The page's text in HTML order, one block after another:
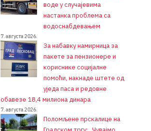
воде у случајевима
настанка проблема са
водоснабдевањем
7. августа 2026.
За набавку намирница за
пакете за пензионере и
кориснике социјалне
помоћи, накнаде штете од
уједа паса и редовне
обавезе 18,4 милиона динара
7. августа 2026.
Поломљене прскалице на